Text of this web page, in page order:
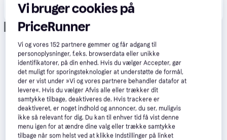
Liverpool FC-tørklæde
Annonce
Vi bruger cookies på
PriceRunner
Vi og vores152 partnere gemmer og får adgang til
personoplysninger, f.eks. browserdata eller unikke
identifikatorer, på din enhed. Hvis du vælger Accepter, gør
det muligt for sporingsteknologier at understøtte de formål,
der er vist under »Vi og vores partnere behandler datafor at
levere«. Hvis du vælger Afvis alle eller trækker dit
samtykke tilbage, deaktiveres de. Hvis trackere er
deaktiveret, er noget indhold og annoncer, du ser, muligvis
ikke så relevant for dig. Du kan til enhver tid få vist denne
menu igen for at ændre dine valg eller trække samtykke
tilbage når som helst ved at klikke Indstillinger på linket